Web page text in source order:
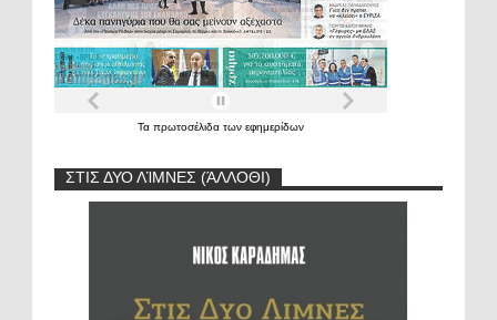
Τα πρωτοσέλιδα των εφημερίδων
ΣΤΙΣ ΔΥΟ ΛΊΜΝΕΣ (ΆΛΛΟΘΙ)